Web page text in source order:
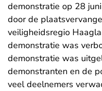
demonstratie op 28
door de
veiligheidsregio
demonstratie was
demonstratie was
demonstranten en de
veel deelnemers